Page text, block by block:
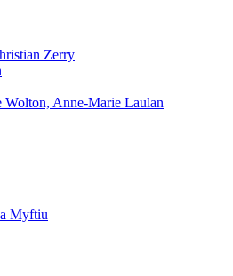
Zerry
Anne-Marie Laulan
Myftiu